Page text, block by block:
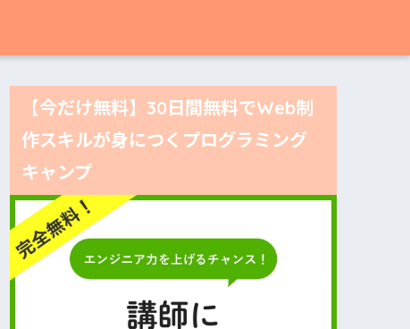
【今だけ無料】30日間無料でWeb制
作スキルが身につくプログラミング
キャンプ